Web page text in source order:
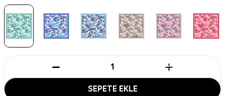
SEPETE EKLE